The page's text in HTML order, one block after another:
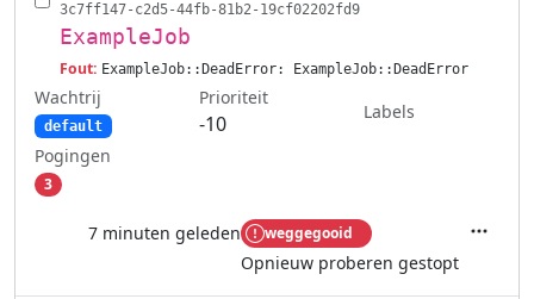
3c7ff147-c2d5-44fb-81b2-19cf02202fd9
ExampleJob
Fout: ExampleJob::DeadError: ExampleJob::DeadError
Wachtrij
default
Prioriteit
-10
Labels
Pogingen
3
7 minuten geleden weggegooid
Opnieuw proberen gestopt